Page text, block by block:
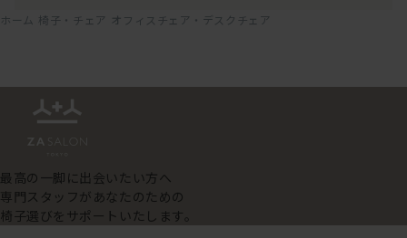
ホーム 椅子・チェア オフィスチェア・デスクチェア
最高の一脚に出会いたい方へ
専門スタッフがあなたのための
椅子選びをサポートいたします。